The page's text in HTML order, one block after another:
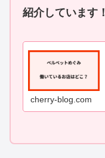
紹介しています！
cherry-blog.com